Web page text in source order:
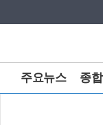
주요뉴스 종합